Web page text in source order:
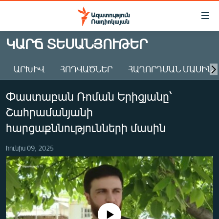
Մատչելիության
Անցնել
հիմնական
Անցնել
հիմնական
մենյուին
Որոնում
ԱԶԱՏՈՒԹՅՈՒՆ TV
ՀԱՅԱՍՏԱՆ
ԸՆՏՐՈՒԹՅՈՒՆՆԵՐ 2026
ԻՐԱՎՈՒՆՔ
ՏՆՏԵՍՈՒԹՅՈՒՆ
ՂԱՐԱԲԱՂ
ՊԱՏԵՐԱԶՄԻ 6 ՇԱԲԱԹՆԵՐԸ
ՏԱՐԱԾԱՇՐՋԱՆ
ԿԱՐՃ ՏԵՍԱՆՅՈՒԹԵՐ
ԱՐԽԻՎ ՀՈԴՎԱԾՆԵՐ ՀԱՂՈՐԴՄԱՆ ՄԱՍԻՆ
Փաստաբան Ռոման Երիցյանը՝
Շահրամանյանի
հարցաքննությունների մասին
հունիս 09, 2025
No media source currently available